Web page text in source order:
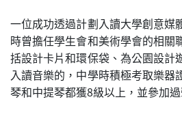
一位成功透過計劃入讀大學創意媒
時曾擔任學生會和美術學會的相關
括設計卡片和環保袋、為公園設計
入讀音樂的，中學時積極考取樂器
琴和中提琴都獲8級以上，並參加